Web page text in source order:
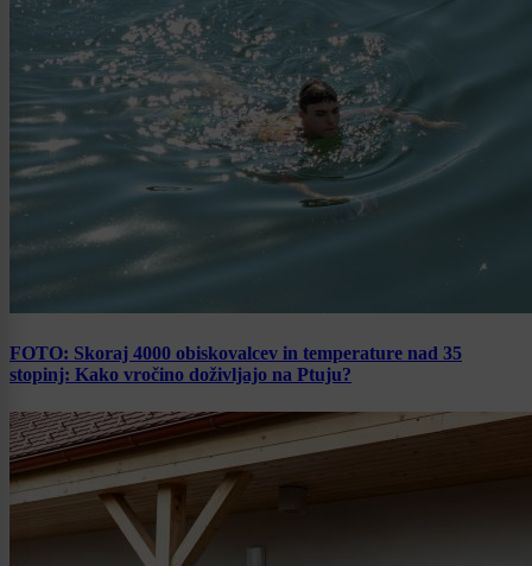
FOTO: Skoraj 4000 obiskovalcev in temperature nad 35
stopinj: Kako vročino doživljajo na Ptuju?